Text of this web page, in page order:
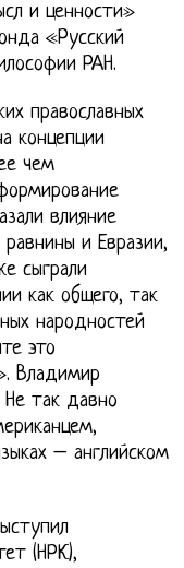
и ценности»
«Русский
РАН.
православных
концепции
чем
влияние
и Евразии,
сыграли
как общего, так
народностей
это
Владимир
так давно
– английском
(НРК),